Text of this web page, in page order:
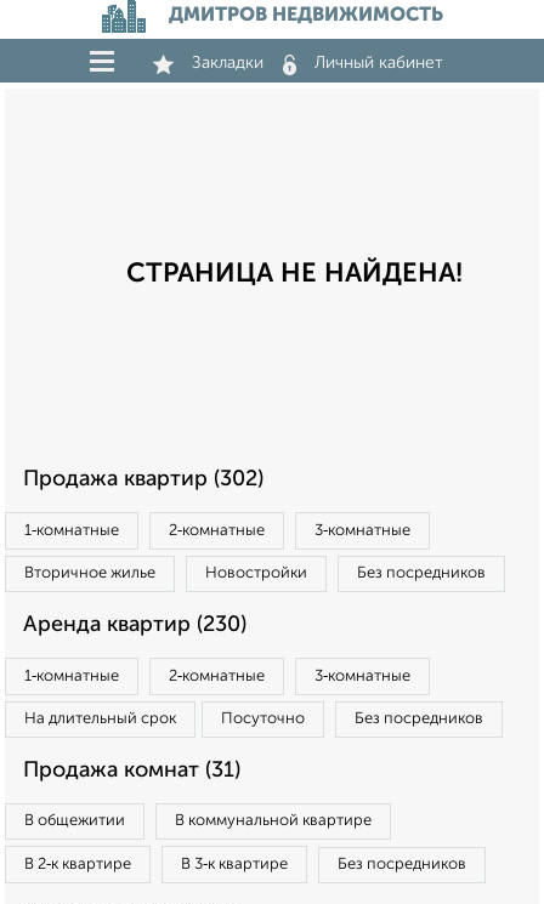
ДМИТРОВ НЕДВИЖИМОСТЬ
Закладки Личный кабинет
СТРАНИЦА НЕ НАЙДЕНА!
Продажа квартир (302)
1‑комнатные 2‑комнатные 3‑комнатные
Вторичное жилье Новостройки Без посредников
Аренда квартир (230)
1‑комнатные 2‑комнатные 3‑комнатные
На длительный срок Посуточно Без посредников
Продажа комнат (31)
В общежитии В коммунальной квартире
В 2‑к квартире В 3‑к квартире Без посредников